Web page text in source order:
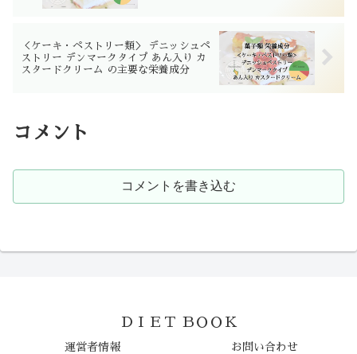
＜ケーキ・ペストリー類＞ デニッシュペ
ストリー デンマークタイプ あん入り カ
スタードクリーム の主要な栄養成分
コメント
コメントを書き込む
ＤＩＥＴ ＢＯＯＫ
運営者情報 お問い合わせ